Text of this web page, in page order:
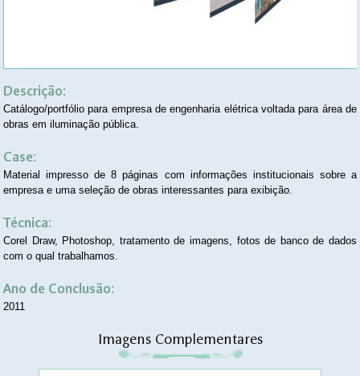
Descrição:
Catálogo/portfólio para empresa de engenharia elétrica voltada para área de
obras em iluminação pública.
Case:
Material impresso de 8 páginas com informações institucionais sobre a
empresa e uma seleção de obras interessantes para exibição.
Técnica:
Corel Draw, Photoshop, tratamento de imagens, fotos de banco de dados
com o qual trabalhamos.
Ano de Conclusão:
2011
Imagens Complementares